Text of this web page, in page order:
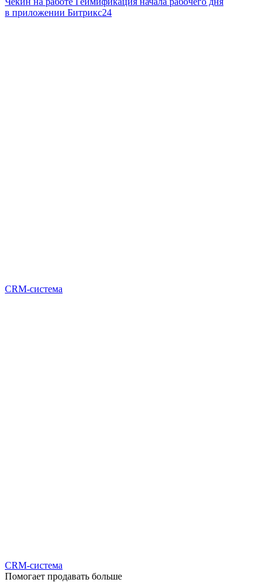
в приложении Битрикс24
CRM-система
CRM-система
Помогает продавать больше